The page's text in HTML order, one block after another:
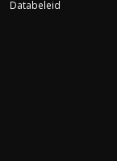
Databeleid